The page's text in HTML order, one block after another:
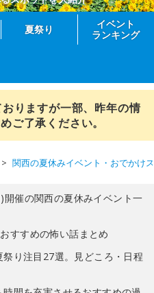
夏祭り
イベント
ランキング
りますが一部、昨年の情
ご了承ください。
関西の夏休みイベント・おでかけ
催の関西の夏休みイベント一
すすめの怖い話まとめ
祭り注目27選。見どころ・日程